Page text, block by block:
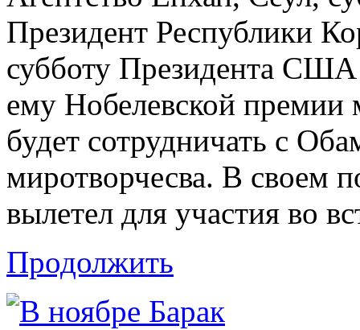
Президент Республики
субботу Президента
ему Нобелевской премии
будет сотрудничать с
миротворчесва. В своем
вылетел для участия во
Продолжить